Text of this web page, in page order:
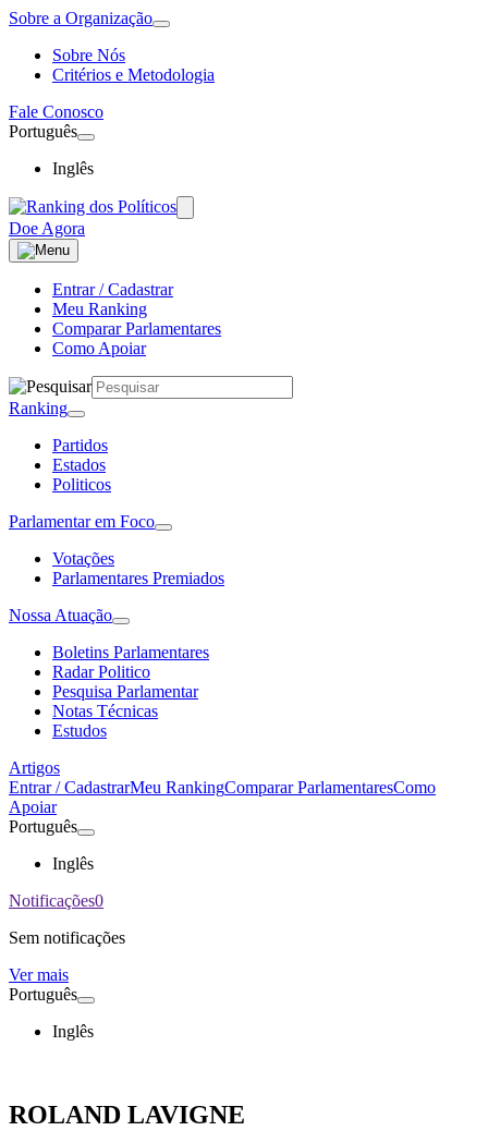
Sobre a Organização
Sobre Nós
Critérios e Metodologia
Fale Conosco
Português
Inglês
Doe Agora
Entrar / Cadastrar
Meu Ranking
Comparar Parlamentares
Como Apoiar
Ranking
Partidos
Estados
Politicos
Parlamentar em Foco
Votações
Parlamentares Premiados
Nossa Atuação
Boletins Parlamentares
Radar Politico
Pesquisa Parlamentar
Notas Técnicas
Estudos
Artigos
Entrar / CadastrarMeu RankingComparar ParlamentaresComo
Apoiar
Português
Inglês
Notificações0
Sem notificações
Ver mais
Português
Inglês
ROLAND LAVIGNE